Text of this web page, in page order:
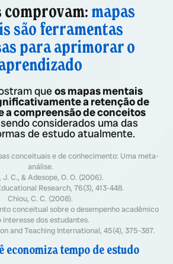
comprovam: mapas
são ferramentas
para aprimorar o
queos mapas mentais
a retenção de
a compreensão de conceitos
sendo considerados uma das
de estudo atualmente.
conceituais e de conhecimento: Uma meta-
análise.
J. C., & Adesope, O. O. (2006).
Research, 76(3), 413-448.
Chiou, C. C. (2008).
conceitual sobre o desempenho acadêmico
interesse dos estudantes.
and Teaching International, 45(4), 375-387.
economiza tempo de estudo